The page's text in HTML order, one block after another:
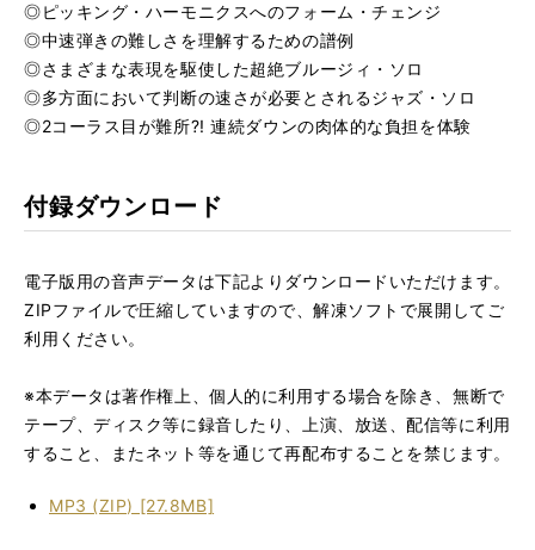
◎ピッキング・ハーモニクスへのフォーム・チェンジ
◎中速弾きの難しさを理解するための譜例
◎さまざまな表現を駆使した超絶ブルージィ・ソロ
◎多方面において判断の速さが必要とされるジャズ・ソロ
◎2コーラス目が難所?! 連続ダウンの肉体的な負担を体験
付録ダウンロード
電子版用の音声データは下記よりダウンロードいただけます。
ZIPファイルで圧縮していますので、解凍ソフトで展開してご
利用ください。
※本データは著作権上、個人的に利用する場合を除き、無断で
テープ、ディスク等に録音したり、上演、放送、配信等に利用
すること、またネット等を通じて再配布することを禁じます。
MP3 (ZIP) [27.8MB]